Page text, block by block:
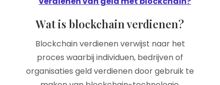
Wat is blockchain verdienen?
Blockchain verdienen verwijst naar het
proces waarbij individuen, bedrijven of
organisaties geld verdienen door gebruik te